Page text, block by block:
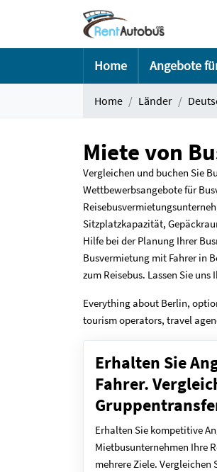
Home Angebote
Home Länder
Miete von
Vergleichen und buchen Sie
Wettbewerbsangebote für
Sitzplatzkapazität,
Hilfe bei der Planung Ihrer
Busvermietung mit Fahrer in
zum Reisebus. Lassen Sie
Everything about Berlin,
tourism operators, travel
Erhalten Sie
Fahrer.
Erhalten Sie kompetitive
Mietbusunternehmen Ihre
mehrere Ziele. Vergleichen